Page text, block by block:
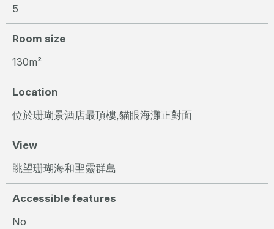
5
Room size
130m²
Location
位於珊瑚景酒店最頂樓,貓眼海灘正對面
View
眺望珊瑚海和聖靈群島
Accessible features
No